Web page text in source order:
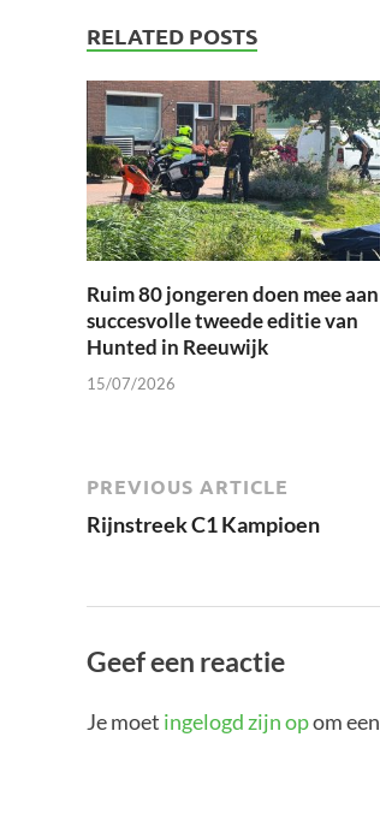
RELATED POSTS
Ruim 80 jongeren doen mee aan
succesvolle tweede editie van
Hunted in Reeuwijk
15/07/2026
PREVIOUS ARTICLE
Rijnstreek C1 Kampioen
Geef een reactie
Je moet ingelogd zijn opom